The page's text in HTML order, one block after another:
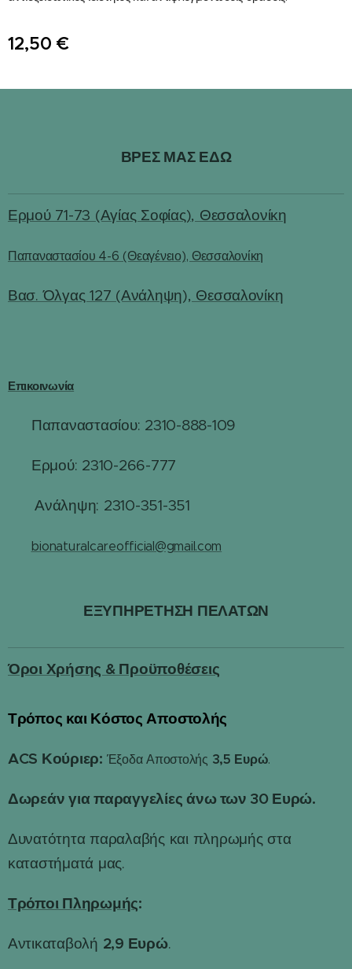
12,50 €
ΒΡΕΣ ΜΑΣ ΕΔΩ
Ερμού 71-73 (Αγίας Σοφίας), Θεσσαλονίκη
Παπαναστασίου 4-6 (Θεαγένειο), Θεσσαλονίκη
Βασ. Όλγας 127 (Ανάληψη), Θεσσαλονίκη
Επικοινωνία
Παπαναστασίου: 2310-888-109
Ερμού: 2310-266-777
Ανάληψη: 2310-351-351
bionaturalcareofficial@gmail.com
ΕΞΥΠΗΡΕΤΗΣΗ ΠΕΛΑΤΩΝ
Όροι Χρήσης & Προϋποθέσεις
Τρόπος και Κόστος Αποστολής
ACS Κούριερ: Έξοδα Αποστολής 3,5 Ευρώ.
Δωρεάν για παραγγελίες άνω των 30 Ευρώ.
Δυνατότητα παραλαβής και πληρωμής στα
καταστήματά μας.
Τρόποι Πληρωμής:
Αντικαταβολή 2,9 Ευρώ.